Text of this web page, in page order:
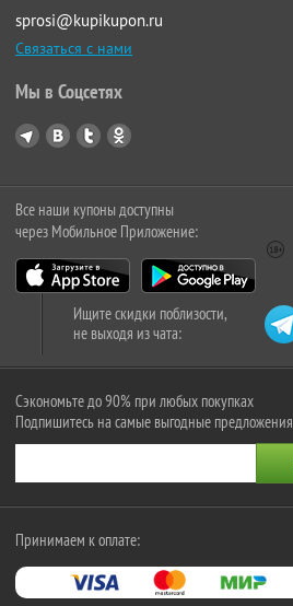
sprosi@kupikupon.ru
Связаться с нами
Мы в Соцсетях
Все наши купоны доступны
через Мобильное Приложение:
Ищите скидки поблизости,
не выходя из чата:
Сэкономьте до 90% при любых покупках
Подпишитесь на самые выгодные предложения
Принимаем к оплате: